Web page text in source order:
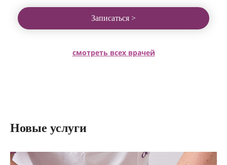
Записаться >
смотреть всех врачей
Новые услуги